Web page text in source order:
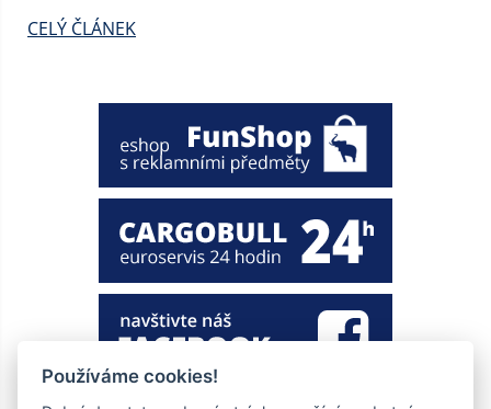
CELÝ ČLÁNEK
Používáme cookies!